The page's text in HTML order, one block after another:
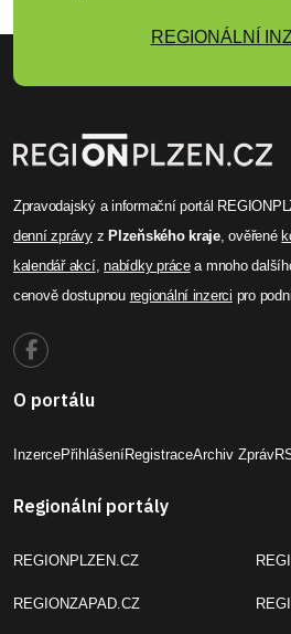
REGIONÁLNÍ
Zpravodajský a informační portál
denní zprávyz Plzeňského kraje, ověřené
kalendář akcí,nabídky prácea mnoho
cenově dostupnou regionální inzerci pro
O portálu
InzercePřihlášeníRegistraceArchiv Zpráv
Regionální portály
REGIONPLZEN.CZ
REGIONZAPAD.CZ